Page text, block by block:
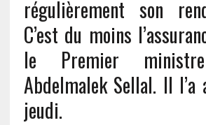
régulièrement son
C’est du moins
le Premier
Abdelmalek Sellal. Il l’a
jeudi.